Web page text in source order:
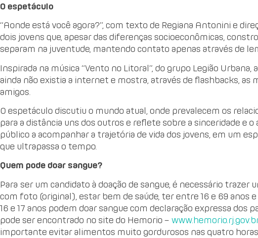
O espetáculo
“Aonde está você agora?”, com texto de Regiana Antonini e
dois jovens que, apesar das diferenças socioeconômicas,
separam na juventude, mantendo contato apenas através de
Inspirada na música “Vento no Litoral”, do grupo Legião Urbana,
ainda não existia a internet e mostra, através de flashbacks, as
amigos.
O espetáculo discutiu o mundo atual, onde prevalecem os
para a distância uns dos outros e reflete sobre a sinceridade e
público a acompanhar a trajetória de vida dos jovens, em um
que ultrapassa o tempo.
Quem pode doar sangue?
Para ser um candidato à doação de sangue, é necessário
com foto (original), estar bem de saúde, ter entre 16 e 69 anos
16 e 17 anos podem doar sangue com declaração expressa dos
pode ser encontrado no site do Hemorio – www.hemorio.rj.gov.br
importante evitar alimentos muito gordurosos nas quatro horas